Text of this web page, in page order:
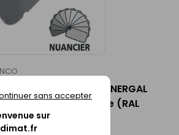
sur
sans accepter
UNINERVA-NERGAL
d'onde nuage (RAL